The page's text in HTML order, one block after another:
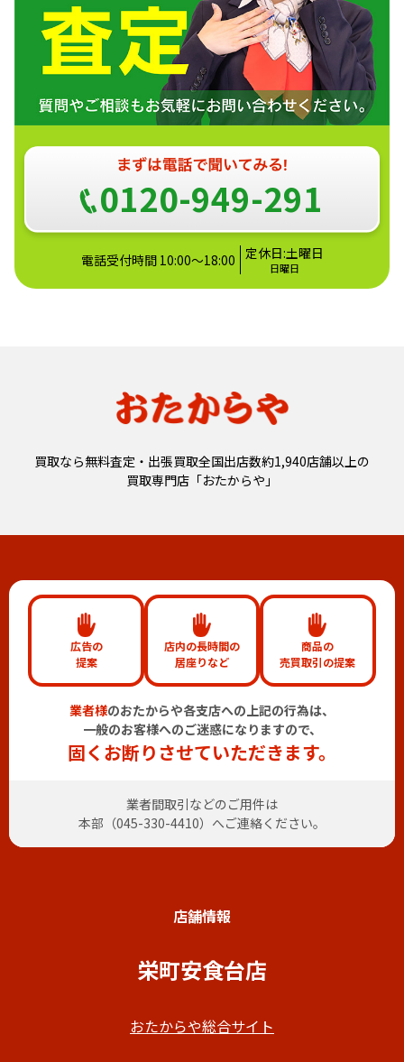
0120-949-291
電話受付時間 10:00～18:00 定休日:土曜日
日曜日
買取なら無料査定・出張買取全国出店数約1,940店舗以上の
買取専門店「おたからや」
広告の
提案
店内の長時間の
居座りなど
商品の
売買取引の提案
業者様のおたからや各支店への上記の行為は、
一般のお客様へのご迷惑になりますので、
固くお断りさせていただきます。
業者間取引などのご用件は
本部（045-330-4410）へご連絡ください。
店舗情報
栄町安食台店
おたからや総合サイト